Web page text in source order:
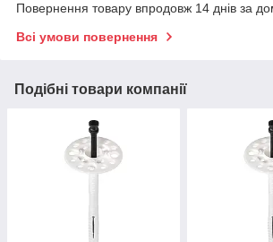
Повернення товару впродовж 14 днів за
Всі умови повернення
Подібні товари компанії